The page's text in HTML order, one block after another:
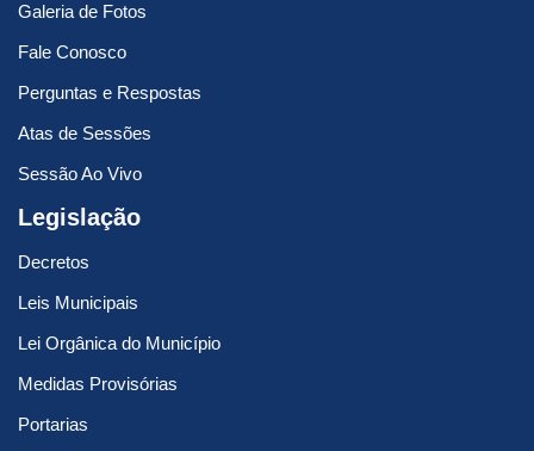
Galeria de Fotos
Fale Conosco
Perguntas e Respostas
Atas de Sessões
Sessão Ao Vivo
Legislação
Decretos
Leis Municipais
Lei Orgânica do Município
Medidas Provisórias
Portarias